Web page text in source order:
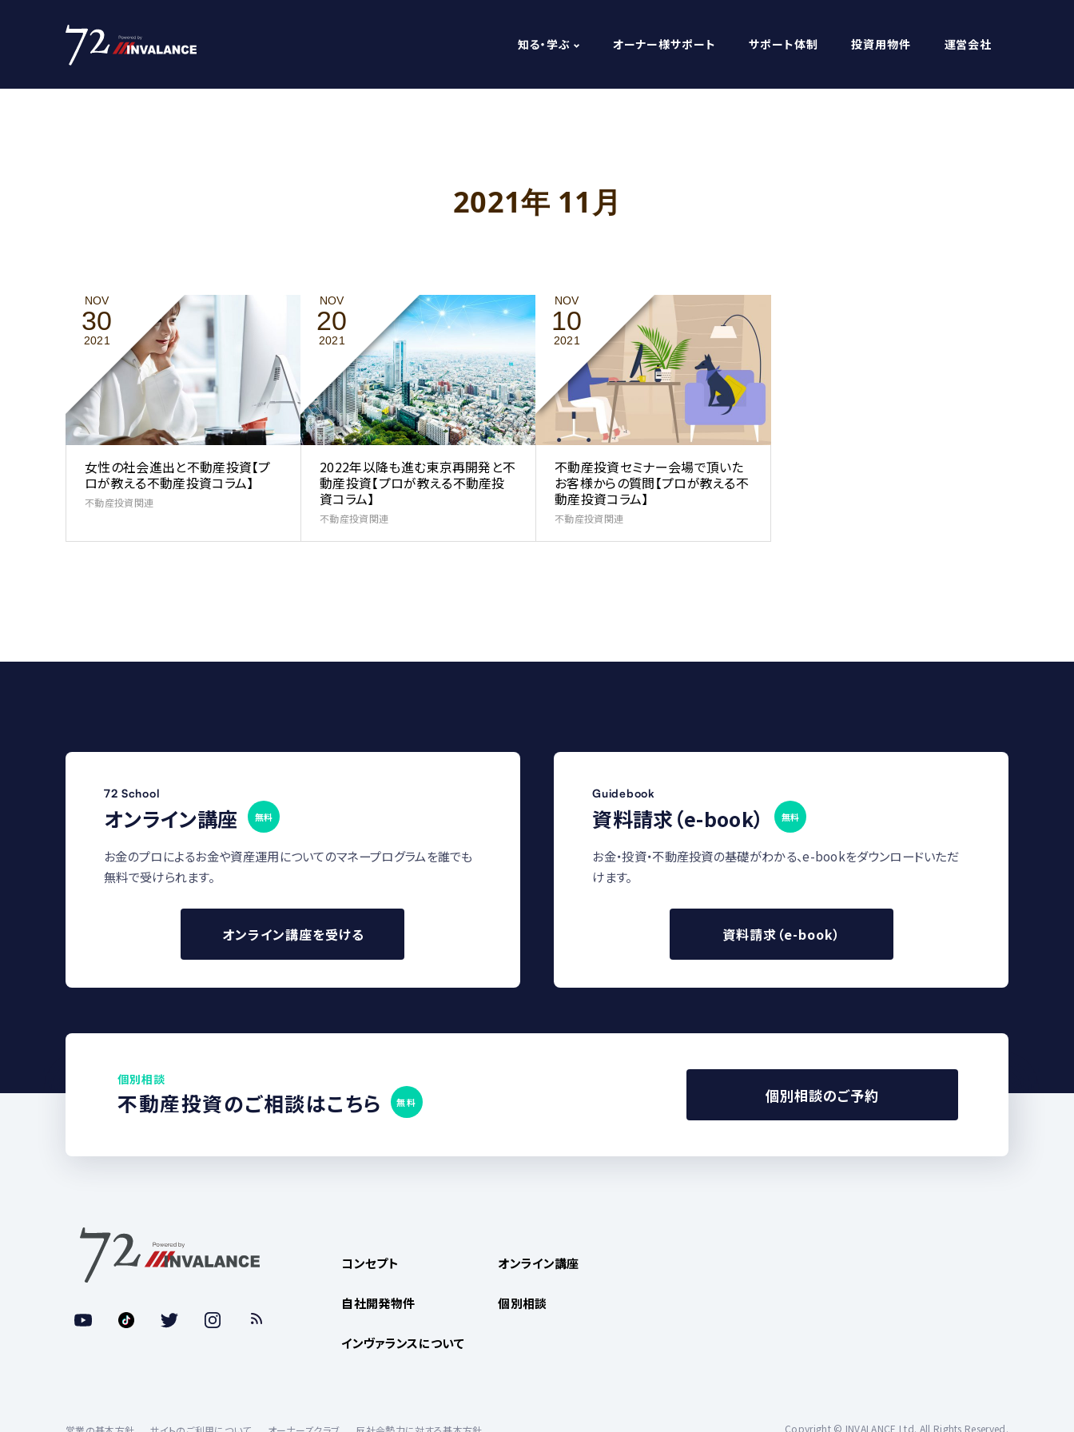
知る・学ぶ オーナー様サポート サポート体制 投資用物件 運営会社
2021年 11月
NOV
30
2021
女性の社会進出と不動産投資【プ
ロが教える不動産投資コラム】
不動産投資関連
NOV
20
2021
2022年以降も進む東京再開発と不
動産投資【プロが教える不動産投
資コラム】
不動産投資関連
NOV
10
2021
不動産投資セミナー会場で頂いた
お客様からの質問【プロが教える不
動産投資コラム】
不動産投資関連
72 School
オンライン講座 無料
お金のプロによるお金や資産運用についてのマネープログラムを誰でも
無料で受けられます。
オンライン講座を受ける
Guidebook
資料請求（e-book） 無料
お金・投資・不動産投資の基礎がわかる、e-bookをダウンロードいただ
けます。
資料請求（e-book）
個別相談
不動産投資のご相談はこちら 無料 個別相談のご予約
コンセプト
自社開発物件
インヴァランスについて
オンライン講座
個別相談
Copyright © INVALANCE Ltd. All Rights Reserved.